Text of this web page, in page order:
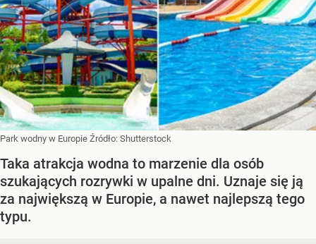
Park wodny w Europie Źródło: Shutterstock
Taka atrakcja wodna to marzenie dla osób
szukających rozrywki w upalne dni. Uznaje się ją
za największą w Europie, a nawet najlepszą tego
typu.